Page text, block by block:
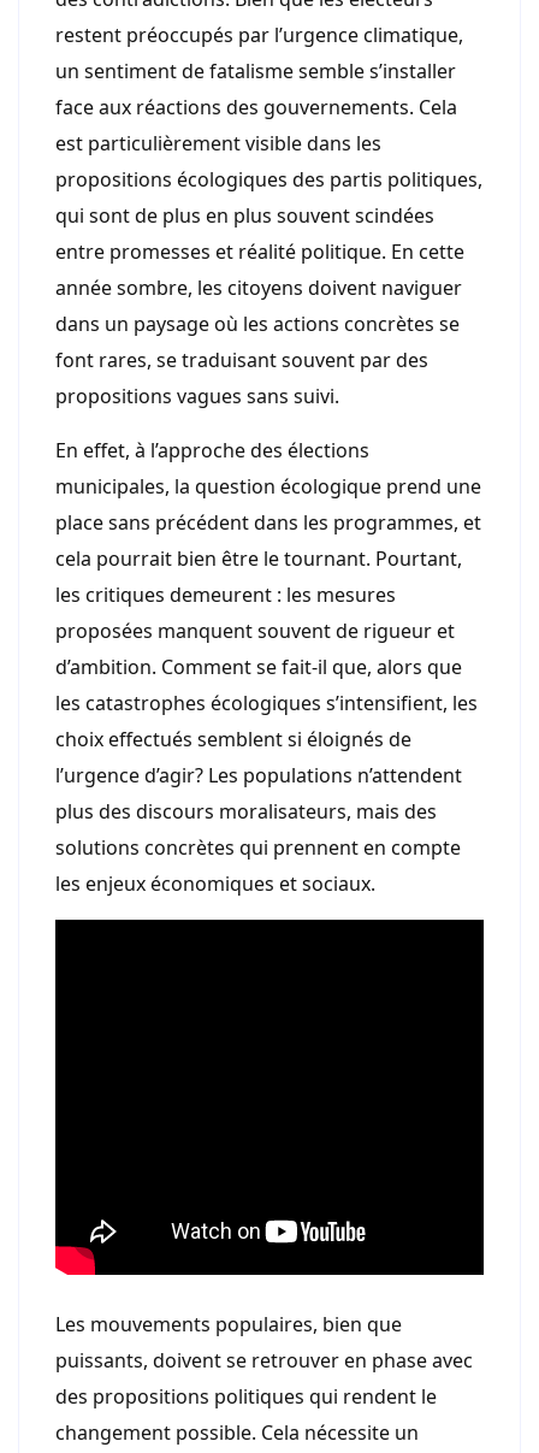
restent préoccupés par l’urgence climatique,
un sentiment de fatalisme semble s’installer
face aux réactions des gouvernements. Cela
est particulièrement visible dans les
propositions écologiques des partis politiques,
qui sont de plus en plus souvent scindées
entre promesses et réalité politique. En cette
année sombre, les citoyens doivent naviguer
dans un paysage où les actions concrètes se
font rares, se traduisant souvent par des
propositions vagues sans suivi.
En effet, à l’approche des élections
municipales, la question écologique prend une
place sans précédent dans les programmes, et
cela pourrait bien être le tournant. Pourtant,
les critiques demeurent : les mesures
proposées manquent souvent de rigueur et
d’ambition. Comment se fait-il que, alors que
les catastrophes écologiques s’intensifient, les
choix effectués semblent si éloignés de
l’urgence d’agir? Les populations n’attendent
plus des discours moralisateurs, mais des
solutions concrètes qui prennent en compte
les enjeux économiques et sociaux.
Les mouvements populaires, bien que
puissants, doivent se retrouver en phase avec
des propositions politiques qui rendent le
changement possible. Cela nécessite un